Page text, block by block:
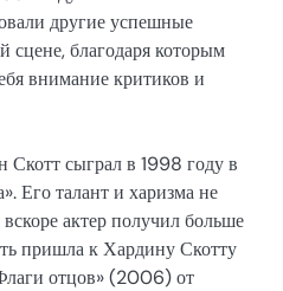
другие успешные
сцене, благодаря которым
внимание критиков и
сыграл в 1998 году в
Его талант и харизма не
актер получил больше
пришла к Хардину Скотту
отцов» (2006) от